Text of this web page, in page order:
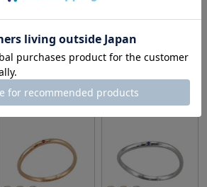
【納期約3週間】【選べ
る素材＆誕生石】【刻印
無料】セミオーダ...
価格：65,780円(税込)
る素材＆刻印無料】セミ
オーダージュエリ...